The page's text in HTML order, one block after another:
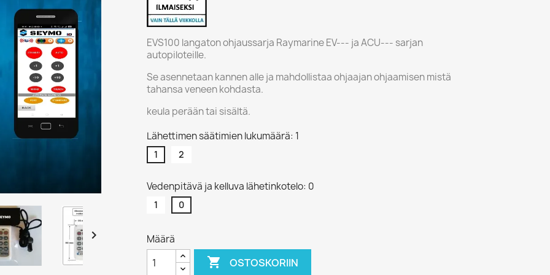

EVS100 langaton ohjaussarja Raymarine EV--- ja ACU--- sarjan
autopiloteille.
Se asennetaan kannen alle ja mahdollistaa ohjaajan ohjaamisen mistä
tahansa veneen kohdasta.
keula perään tai sisältä.
Lähettimen säätimien lukumäärä: 1
1 2
Vedenpitävä ja kelluva lähetinkotelo: 0
1 0
Määrä
 OSTOSKORIIN